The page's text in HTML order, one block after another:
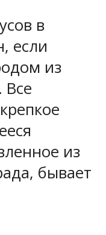
в
если
из
Все
из
бывает